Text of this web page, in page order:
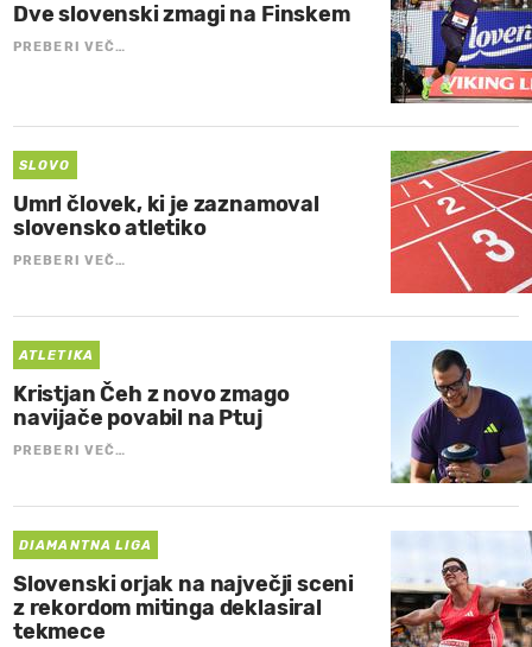
Dve slovenski zmagi na Finskem
PREBERI VEČ…
SLOVO
Umrl človek, ki je zaznamoval
slovensko atletiko
PREBERI VEČ…
ATLETIKA
Kristjan Čeh z novo zmago
navijače povabil na Ptuj
PREBERI VEČ…
DIAMANTNA LIGA
Slovenski orjak na največji sceni
z rekordom mitinga deklasiral
tekmece